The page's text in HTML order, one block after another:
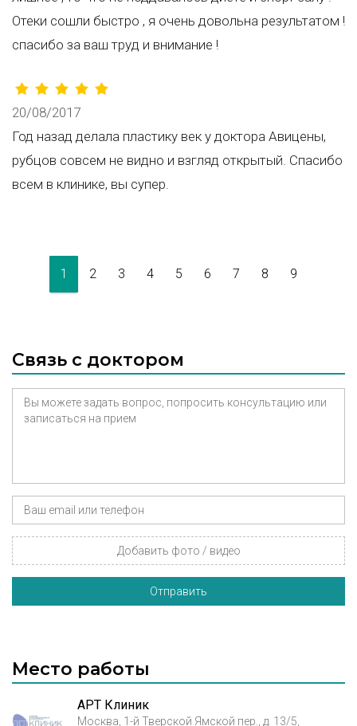
Отеки сошли быстро , я очень довольна результатом !
спасибо за ваш труд и внимание !
20/08/2017
Год назад делала пластику век у доктора Авицены,
рубцов совсем не видно и взгляд открытый. Спасибо
всем в клинике, вы супер.
1 2 3 4 5 6 7 8 9
Связь с доктором
Добавить фото / видео
Отправить
Место работы
АРТ Клиник
Москва, 1-й Тверской Ямской пер., д. 13/5,